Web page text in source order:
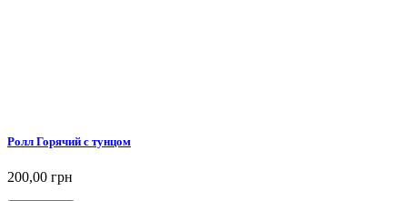
Ролл Горячий с тунцом
200,00 грн